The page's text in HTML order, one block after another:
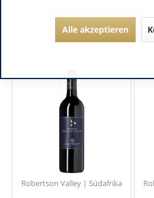
Robertson Valley | Südafrika
Alle akzeptieren